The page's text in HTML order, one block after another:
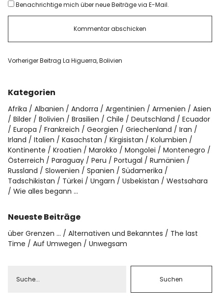
Benachrichtige mich über neue Beiträge via E-Mail.
Vorheriger Beitrag La Higuerra, Bolivien
Kategorien
Afrika Albanien Andorra Argentinien Armenien
Asien
Bilder
Bolivien Brasilien Chile Deutschland
Ecuador
Europa
Frankreich Georgien Griechenland
Iran
Irland
Italien Kasachstan Kirgisistan
Kolumbien
Kontinente
Kroatien Marokko Mongolei
Montenegro
Österreich
Paraguay Peru Portugal
Rumänien
Russland
Slowenien Spanien
Südamerika
Tadschikistan
Türkei Ungarn Usbekistan
Westsahara
Wie alles begann …
Neueste Beiträge
über Grenzen … Alternativen und Bekanntes
The last
Time
Auf Umwegen Unwegsam